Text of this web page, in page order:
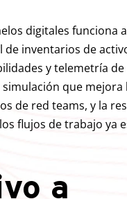
digitales funciona
inventarios de
y telemetría de
que mejora
de red teams, y la
flujos de trabajo ya
a